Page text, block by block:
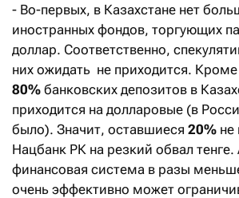
- Во-первых, в Казахстане нет
иностранных фондов, торгующих
доллар. Соответственно,
них ожидать не приходится.
80% банковских депозитов в
приходится на долларовые (в
было). Значит, оставшиеся 20% не
Нацбанк РК на резкий обвал тенге.
финансовая система в разы
очень эффективно может